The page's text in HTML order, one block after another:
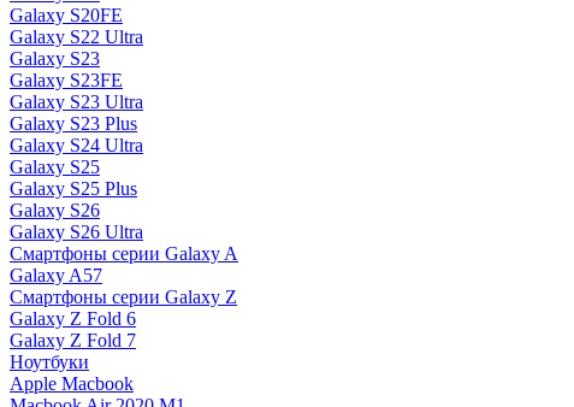
Galaxy S20FE
Galaxy S22 Ultra
Galaxy S23
Galaxy S23FE
Galaxy S23 Ultra
Galaxy S23 Plus
Galaxy S24 Ultra
Galaxy S25
Galaxy S25 Plus
Galaxy S26
Galaxy S26 Ultra
Смартфоны серии Galaxy A
Galaxy A57
Смартфоны серии Galaxy Z
Galaxy Z Fold 6
Galaxy Z Fold 7
Ноутбуки
Apple Macbook